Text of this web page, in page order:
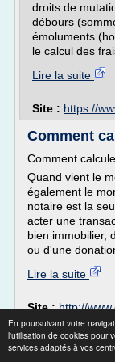
En poursuivant votre
l'utilisation de cookies pour
services adaptés à vos
droits de
débours
émoluments
le calcul des
Lire la suite
Site : https://
Comment
Comment
Quand vient le
également le
notaire est la
acter une
bien immobilier,
ou d'une
Lire la suite
Site :http://
Immobilier
2016 -